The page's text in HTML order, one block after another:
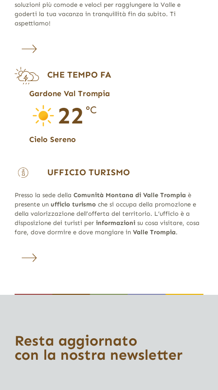
soluzioni più comode e veloci per raggiungere la Valle e
goderti la tua vacanza in tranquillità fin da subito. Ti
aspettiamo!
CHE TEMPO FA
Gardone Val Trompia
22 °C
Cielo Sereno
UFFICIO TURISMO
Presso la sede della Comunità Montana di Valle Trompia è
presente un ufficio turismoche si occupa della promozione e
della valorizzazione dell’offerta del territorio. L’ufficio è a
disposizione dei turisti per informazionisu cosa visitare, cosa
fare, dove dormire e dove mangiare in Valle Trompia.
Resta aggiornato
con la nostra newsletter